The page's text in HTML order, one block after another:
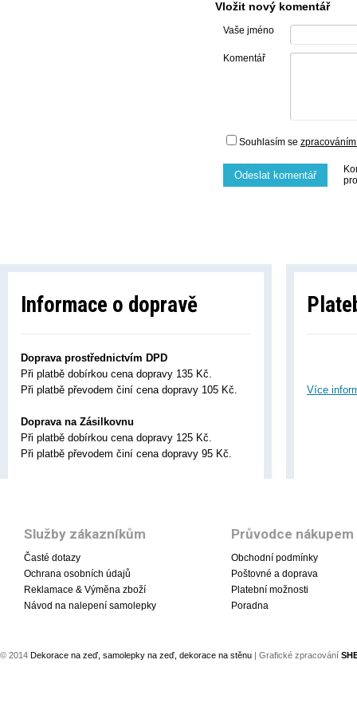
Vložit nový komentář
Vaše jméno
Komentář
Souhlasím se
Odeslat komentář
Informace o dopravě
Doprava prostřednictvím DPD
Při platbě dobírkou cena dopravy 135 Kč.
Při platbě převodem činí cena dopravy 105 Kč.
Doprava na Zásilkovnu
Při platbě dobírkou cena dopravy 125 Kč.
Při platbě převodem činí cena dopravy 95 Kč.
Více
Služby zákazníkům
Časté dotazy
Ochrana osobních údajů
Reklamace & Výměna zboží
Návod na nalepení samolepky
Průvodce nákupem
Obchodní podmínky
Poštovné a doprava
Platební možnosti
Poradna
© 2014 Dekorace na zeď, samolepky na zeď, dekorace na stěnu | Grafické zpracování